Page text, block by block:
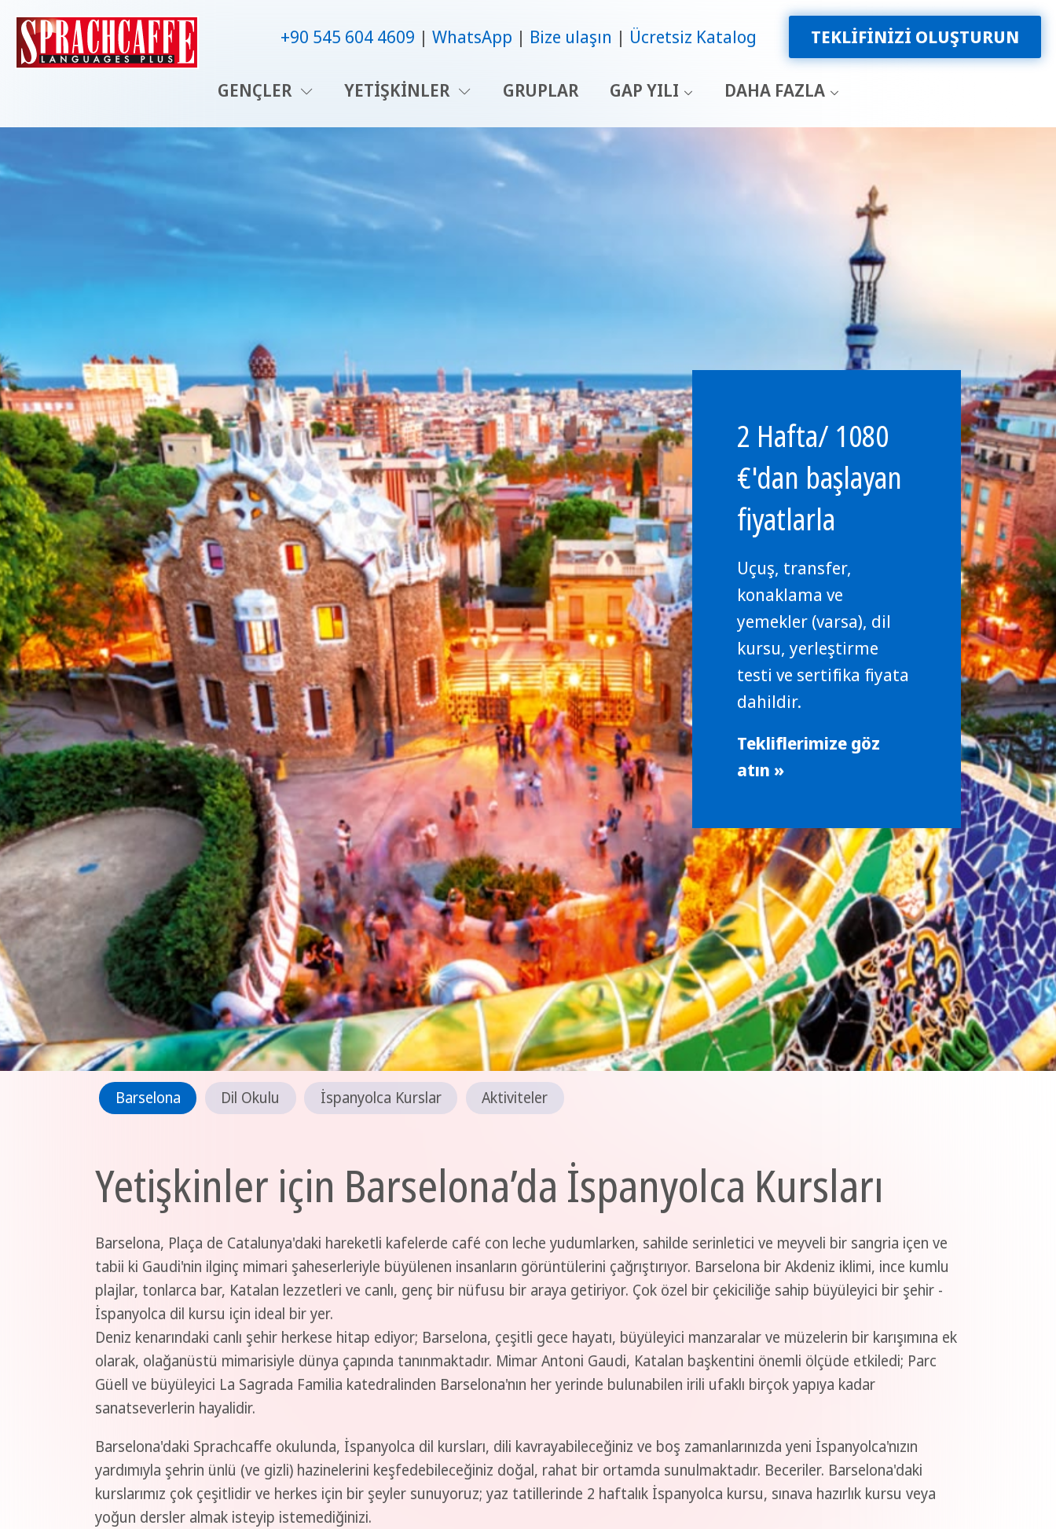
+90 545 604 4609 WhatsApp Bize ulaşın Ücretsiz Katalog TEKLIFINIZI OLUŞTURUN
GENÇLER YETIŞKINLER GRUPLAR GAP YILI DAHA FAZLA
2 Hafta/ 1080
€'dan başlayan
fiyatlarla
Uçuş, transfer,
konaklama ve
yemekler (varsa), dil
kursu, yerleştirme
testi ve sertifika fiyata
dahildir.
Tekliflerimize göz
atın »
Barselona Dil Okulu İspanyolca Kurslar Aktiviteler
Yetişkinler için Barselona’da İspanyolca Kursları
Barselona, Plaça de Catalunya'daki hareketli kafelerde café con leche yudumlarken, sahilde serinletici ve meyveli bir sangria içen ve
tabii ki Gaudi'nin ilginç mimari şaheserleriyle büyülenen insanların görüntülerini çağrıştırıyor. Barselona bir Akdeniz iklimi, ince kumlu
plajlar, tonlarca bar, Katalan lezzetleri ve canlı, genç bir nüfusu bir araya getiriyor. Çok özel bir çekiciliğe sahip büyüleyici bir şehir -
İspanyolca dil kursu için ideal bir yer.
Deniz kenarındaki canlı şehir herkese hitap ediyor; Barselona, çeşitli gece hayatı, büyüleyici manzaralar ve müzelerin bir karışımına ek
olarak, olağanüstü mimarisiyle dünya çapında tanınmaktadır. Mimar Antoni Gaudi, Katalan başkentini önemli ölçüde etkiledi; Parc
Güell ve büyüleyici La Sagrada Familia katedralinden Barselona'nın her yerinde bulunabilen irili ufaklı birçok yapıya kadar
sanatseverlerin hayalidir.
Barselona'daki Sprachcaffe okulunda, İspanyolca dil kursları, dili kavrayabileceğiniz ve boş zamanlarınızda yeni İspanyolca'nızın
yardımıyla şehrin ünlü (ve gizli) hazinelerini keşfedebileceğiniz doğal, rahat bir ortamda sunulmaktadır. Beceriler. Barselona'daki
kurslarımız çok çeşitlidir ve herkes için bir şeyler sunuyoruz; yaz tatillerinde 2 haftalık İspanyolca kursu, sınava hazırlık kursu veya
yoğun dersler almak isteyip istemediğinizi.